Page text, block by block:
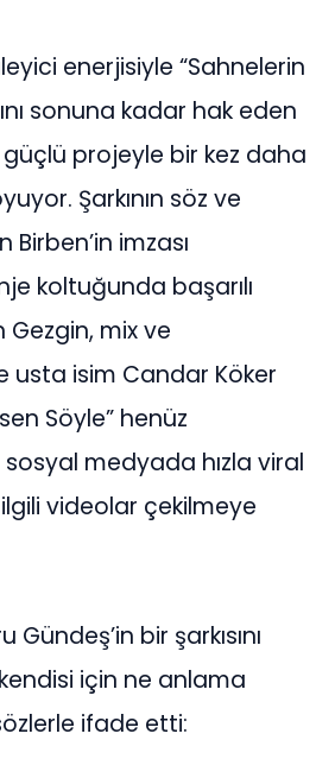
enerjisiyle “Sahnelerin
sonuna kadar hak eden
güçlü projeyle bir kez daha
Şarkının söz ve
imzası
koltuğunda başarılı
Gezgin, mix ve
usta isim Candar Köker
Söyle” henüz
medyada hızla viral
videolar çekilmeye
Gündeş’in bir şarkısını
için ne anlama
ifade etti: